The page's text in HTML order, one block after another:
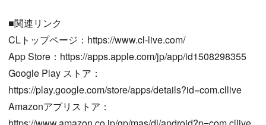
■関連リンク
CLトップページ：https://www.cl-live.com/
App Store：https://apps.apple.com/jp/app/id1508298355
Google Play ストア：
https://play.google.com/store/apps/details?id=com.cllive
Amazonアプリストア：